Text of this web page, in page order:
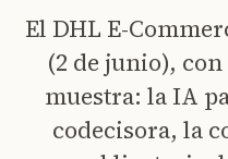
El DHL E-
(2 de junio), con
muestra: la IA
codecisora, la